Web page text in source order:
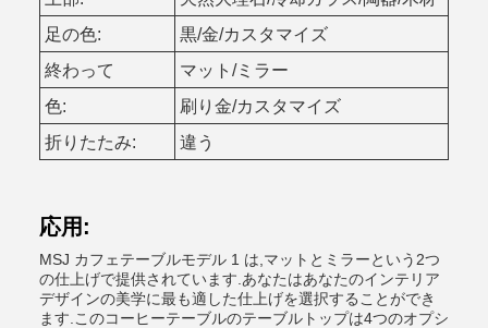
足の色:
黒/金/カスタマイズ
終わって
マット/ミラー
色:
刷り金/カスタマイズ
折りたたみ:
違う
応用:
MSJ カフェテーブルモデル 1 は,マットとミラーという2つ
の仕上げで提供されています.あなたはあなたのインテリア
デザインの美学に最も適した仕上げを選択することができ
ます.このコーヒーテーブルのテーブルトップは4つのオプシ